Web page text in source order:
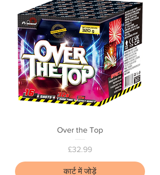
Over the Top
मूल्य
£32.99
कार्ट में जोड़ें